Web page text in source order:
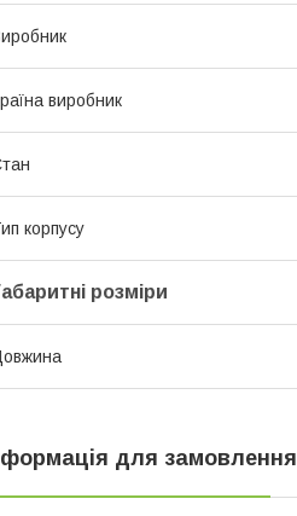
виробник
корпусу
розміри
для замовлення